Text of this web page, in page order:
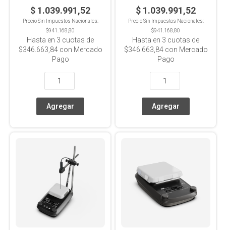
$ 1.039.991,52
Precio Sin Impuestos Nacionales:
$941.168,80
Hasta en 3 cuotas de
$346.663,84con Mercado
Pago
$ 1.039.991,52
Precio Sin Impuestos Nacionales:
$941.168,80
Hasta en 3 cuotas de
$346.663,84con Mercado
Pago